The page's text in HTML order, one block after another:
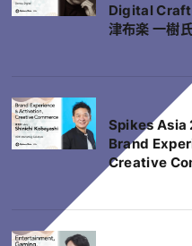
Digital
津布楽 一樹
Spikes Asia
Brand
Creative